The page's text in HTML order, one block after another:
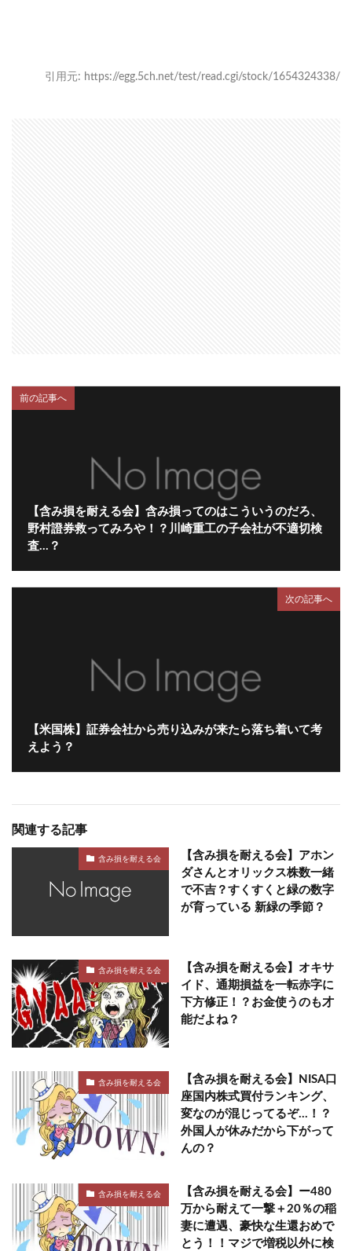
引用元: https://egg.5ch.net/test/read.cgi/stock/1654324338/
前の記事へ
【含み損を耐える会】含み損ってのはこういうのだろ、
野村證券救ってみろや！？川崎重工の子会社が不適切検
査…？
次の記事へ
【米国株】証券会社から売り込みが来たら落ち着いて考
えよう？
関連する記事
含み損を耐える会
【含み損を耐える会】アホン
ダさんとオリックス株数一緒
で不吉？すくすくと緑の数字
が育っている 新緑の季節？
含み損を耐える会
【含み損を耐える会】オキサ
イド、通期損益を一転赤字に
下方修正！？お金使うのも才
能だよね？
含み損を耐える会
【含み損を耐える会】NISA口
座国内株式買付ランキング、
変なのが混じってるぞ…！？
外国人が休みだから下がって
んの？
含み損を耐える会
【含み損を耐える会】ー480
万から耐えて一撃＋20％の稲
妻に遭遇、豪快な生還おめで
とう！！マジで増税以外に検